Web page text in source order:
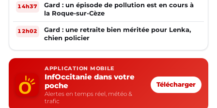
14h37
Gard : un épisode de pollution est en cours à
la Roque-sur-Cèze
12h02
Gard : une retraite bien méritée pour Lenka,
chien policier
APPLICATION MOBILE
InfOccitanie dans votre
poche
Alertes en temps réel, météo &
trafic
Télécharger